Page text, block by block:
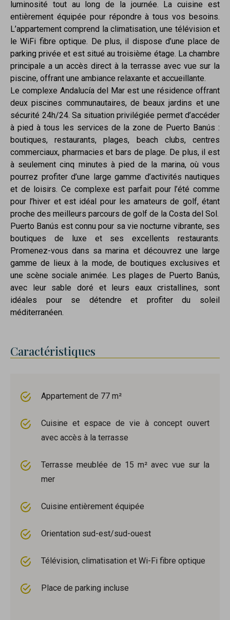
luminosité tout au long de la journée. La cuisine est
entièrement équipée pour répondre à tous vos besoins.
L’appartement comprend la climatisation, une télévision et
le WiFi fibre optique. De plus, il dispose d’une place de
parking privée et est situé au troisième étage. La chambre
principale a un accès direct à la terrasse avec vue sur la
piscine, offrant une ambiance relaxante et accueillante.
Le complexe Andalucía del Mar est une résidence offrant
deux piscines communautaires, de beaux jardins et une
sécurité 24h/24. Sa situation privilégiée permet d’accéder
à pied à tous les services de la zone de Puerto Banús :
boutiques, restaurants, plages, beach clubs, centres
commerciaux, pharmacies et bars de plage. De plus, il est
à seulement cinq minutes à pied de la marina, où vous
pourrez profiter d’une large gamme d’activités nautiques
et de loisirs. Ce complexe est parfait pour l’été comme
pour l’hiver et est idéal pour les amateurs de golf, étant
proche des meilleurs parcours de golf de la Costa del Sol.
Puerto Banús est connu pour sa vie nocturne vibrante, ses
boutiques de luxe et ses excellents restaurants.
Promenez-vous dans sa marina et découvrez une large
gamme de lieux à la mode, de boutiques exclusives et
une scène sociale animée. Les plages de Puerto Banús,
avec leur sable doré et leurs eaux cristallines, sont
idéales pour se détendre et profiter du soleil
méditerranéen.
Caractéristiques
Appartement de 77 m²
Cuisine et espace de vie à concept ouvert
avec accès à la terrasse
Terrasse meublée de 15 m² avec vue sur la
mer
Cuisine entièrement équipée
Orientation sud-est/sud-ouest
Télévision, climatisation et Wi-Fi fibre optique
Place de parking incluse